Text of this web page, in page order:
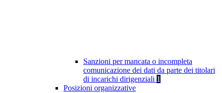
Sanzioni per mancata o incompleta
comunicazione dei dati da parte dei titolari
di incarichi dirigenziali 1
Posizioni organizzative